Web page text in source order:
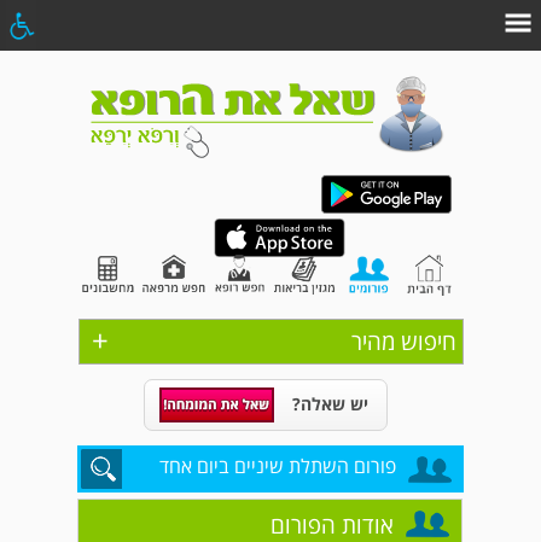
+ חיפוש מהיר
יש שאלה?
פורום השתלת שיניים ביום אחד
אודות הפורום